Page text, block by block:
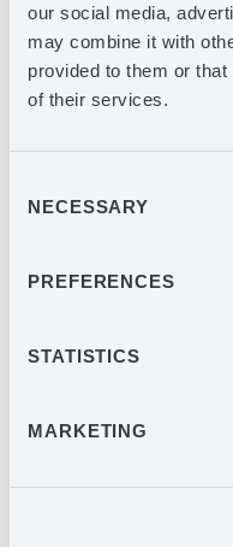
our social media,
may combine it with
provided to them or
of their services.
Selection
NECESSARY
PREFERENCES
STATISTICS
MARKETING
DRIVS PÅ
med kontroll och
-påverkan i kg per